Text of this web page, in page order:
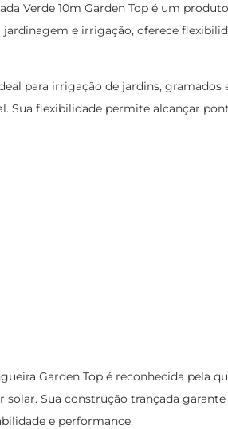
Verde 10m Garden Top é um
e irrigação, oferece
para irrigação de jardins, gramados
Sua flexibilidade permite alcançar
Garden Top é reconhecida pela
Sua construção trançada
e performance.